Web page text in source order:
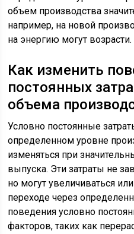
объем производства
например, на новой
на энергию могут возрасти.
Как изменить
постоянных
объема
Условно постоянные
определенном уровне
изменяться при
выпуска. Эти затраты не
но могут увеличиваться
переходе через
поведения условно
факторов, таких как